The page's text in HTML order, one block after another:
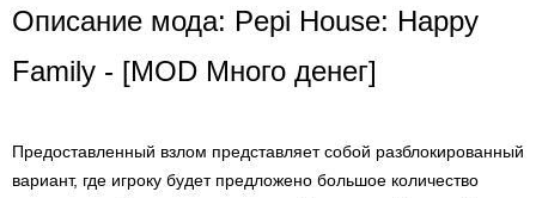
Описание мода: Pepi House: Happy
Family - [MOD Много денег]
Предоставленный взлом представляет собой разблокированный
вариант, где игроку будет предложено большое количество